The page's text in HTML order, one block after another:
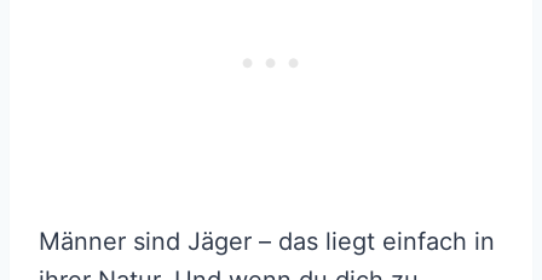
Männer sind Jäger – das liegt einfach in